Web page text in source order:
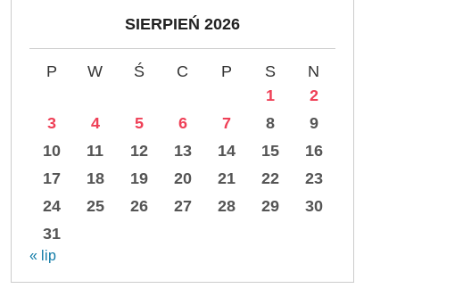
SIERPIEŃ 2026
P W Ś C P S
N
1
2
3
4 5 6 7 8
9
10
11 12 13 14 15
16
17
18 19 20 21 22
23
24
25 26 27 28 29
30
31
« lip